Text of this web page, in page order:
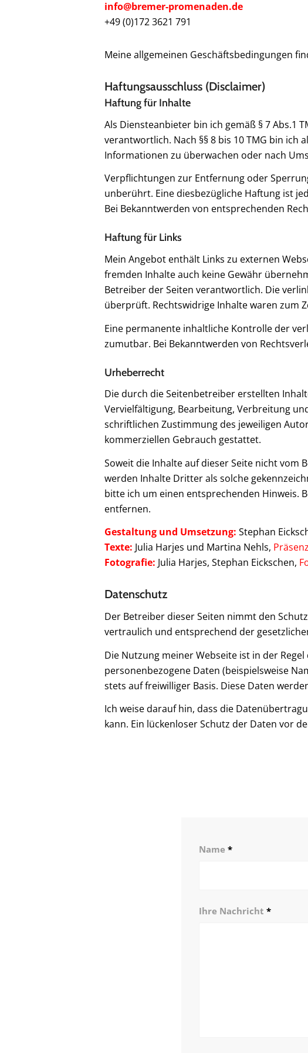
info@bremer-promenaden.de
+49 (0)172 3621 791
Meine allgemeinen Geschäftsbedingungen
Haftungsausschluss (Disclaimer)
Haftung für Inhalte
Als Diensteanbieter bin ich gemäß § 7 Abs.1
verantwortlich. Nach §§ 8 bis 10 TMG bin
Informationen zu überwachen oder nach
Verpflichtungen zur Entfernung oder
unberührt. Eine diesbezügliche Haftung ist
Bei Bekanntwerden von entsprechenden
Haftung für Links
Mein Angebot enthält Links zu externen
fremden Inhalte auch keine Gewähr
Betreiber der Seiten verantwortlich. Die
überprüft. Rechtswidrige Inhalte waren zum
Eine permanente inhaltliche Kontrolle der
zumutbar. Bei Bekanntwerden von
Urheberrecht
Die durch die Seitenbetreiber erstellten
Vervielfältigung, Bearbeitung, Verbreitung
schriftlichen Zustimmung des jeweiligen
kommerziellen Gebrauch gestattet.
Soweit die Inhalte auf dieser Seite nicht
werden Inhalte Dritter als solche
bitte ich um einen entsprechenden Hinweis.
entfernen.
Gestaltung und Umsetzung: Stephan
Texte: Julia Harjes und Martina Nehls,
Fotografie: Julia Harjes, Stephan Eickschen,
Datenschutz
Der Betreiber dieser Seiten nimmt den
vertraulich und entsprechend der
Die Nutzung meiner Webseite ist in der
personenbezogene Daten (beispielsweise
stets auf freiwilliger Basis. Diese Daten
Ich weise darauf hin, dass die
kann. Ein lückenloser Schutz der Daten vor
Name*
Ihre Nachricht*